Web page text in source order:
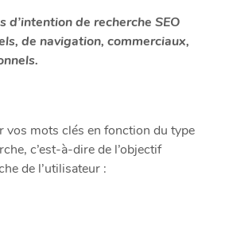
d’intention de recherche SEO
de navigation, commerciaux,
vos mots clés en fonction du type
c’est-à-dire de l’objectif
de l’utilisateur :